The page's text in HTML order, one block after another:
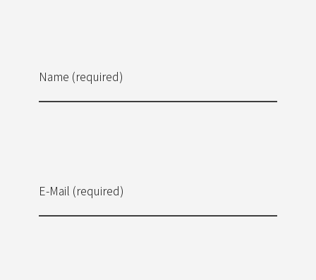
Name (required)
E-Mail (required)